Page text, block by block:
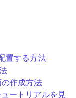
置する方法
作成方法
ートリアルを見